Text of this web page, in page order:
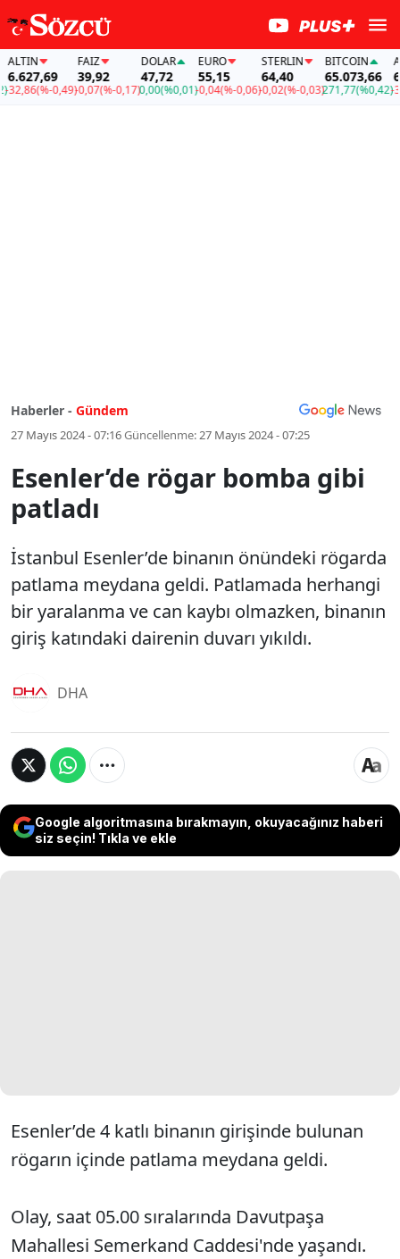
(%-0,49)
FAİZ
39,92
-0,07(%-0,17)
DOLAR
47,72
0,00(%0,01)
EURO
55,15
-0,04(%-0,06)
STERLIN
64,40
-0,02(%-0,03)
BITCOIN
65.073,66
271,77(%0,42)-
Haberler - Gündem
27 Mayıs 2024 - 07:16Güncellenme:27 Mayıs 2024 - 07:25
Esenler’de rögar bomba gibi
patladı
İstanbul Esenler’de binanın önündeki rögarda
patlama meydana geldi. Patlamada herhangi
bir yaralanma ve can kaybı olmazken, binanın
giriş katındaki dairenin duvarı yıkıldı.
DHA
Google algoritmasına bırakmayın, okuyacağınız haberi
siz seçin! Tıkla ve ekle
Esenler’de 4 katlı binanın girişinde bulunan
rögarın içinde patlama meydana geldi.
Olay, saat 05.00 sıralarında Davutpaşa
Mahallesi Semerkand Caddesi'nde yaşandı.